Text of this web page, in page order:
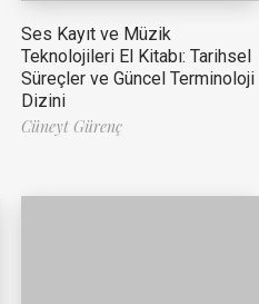
Ses Kayıt ve Müzik
Teknolojileri El Kitabı: Tarihsel
Süreçler ve Güncel Terminoloji
Dizini
Cüneyt Gürenç